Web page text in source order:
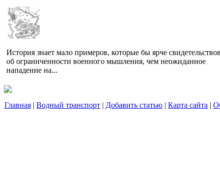
История знает мало примеров, которые бы ярче
об ограниченности военного мышления, чем неожиданное
нападение на...
Главная | Водный транспорт | Добавить статью | Карта сайта |